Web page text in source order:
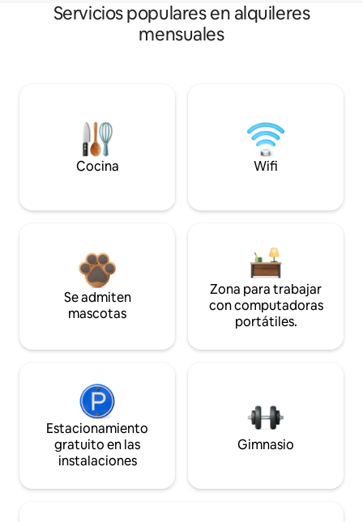
Servicios populares en alquileres
mensuales
Cocina Wifi
Se admiten
mascotas
Zona para trabajar
con computadoras
portátiles.
Estacionamiento
gratuito en las
instalaciones
Gimnasio